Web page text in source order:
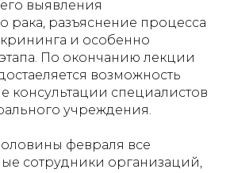
выявления
рака, разъяснение процесса
и особенно
По окончанию лекции
возможность
консультации специалистов
учреждения.
февраля все
сотрудники организаций,